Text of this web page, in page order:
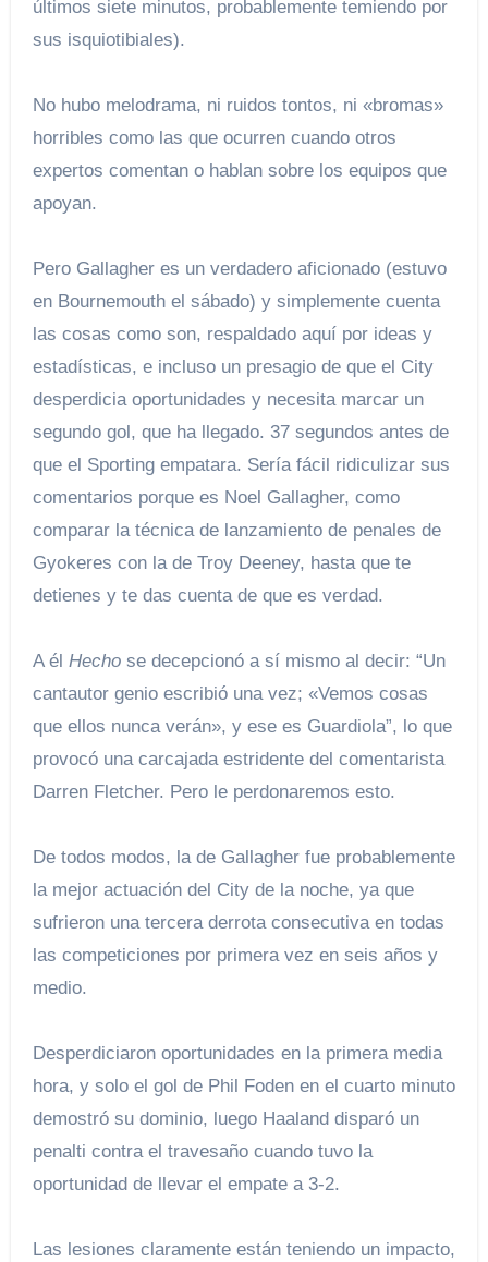
últimos siete minutos, probablemente temiendo por
sus isquiotibiales).
No hubo melodrama, ni ruidos tontos, ni «bromas»
horribles como las que ocurren cuando otros
expertos comentan o hablan sobre los equipos que
apoyan.
Pero Gallagher es un verdadero aficionado (estuvo
en Bournemouth el sábado) y simplemente cuenta
las cosas como son, respaldado aquí por ideas y
estadísticas, e incluso un presagio de que el City
desperdicia oportunidades y necesita marcar un
segundo gol, que ha llegado. 37 segundos antes de
que el Sporting empatara. Sería fácil ridiculizar sus
comentarios porque es Noel Gallagher, como
comparar la técnica de lanzamiento de penales de
Gyokeres con la de Troy Deeney, hasta que te
detienes y te das cuenta de que es verdad.
A él Hecho se decepcionó a sí mismo al decir: “Un
cantautor genio escribió una vez; «Vemos cosas
que ellos nunca verán», y ese es Guardiola”, lo que
provocó una carcajada estridente del comentarista
Darren Fletcher. Pero le perdonaremos esto.
De todos modos, la de Gallagher fue probablemente
la mejor actuación del City de la noche, ya que
sufrieron una tercera derrota consecutiva en todas
las competiciones por primera vez en seis años y
medio.
Desperdiciaron oportunidades en la primera media
hora, y solo el gol de Phil Foden en el cuarto minuto
demostró su dominio, luego Haaland disparó un
penalti contra el travesaño cuando tuvo la
oportunidad de llevar el empate a 3-2.
Las lesiones claramente están teniendo un impacto,